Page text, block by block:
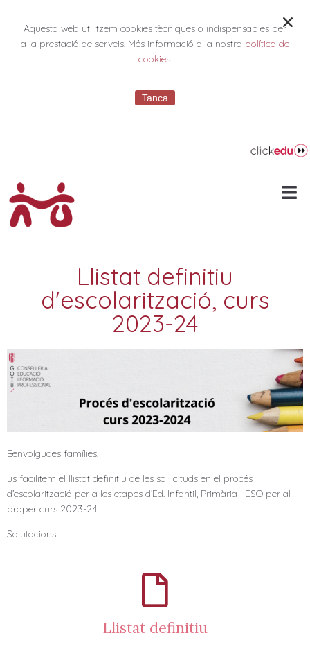
Llistat definitiu
d'escolarització, curs
2023-24
Benvolgudes famílies!
us facilitem el llistat definitiu de les sol·licituds en el procés
d’escolarització per a les etapes d’Ed. Infantil, Primària i ESO per al
proper curs 2023-24
Salutacions!
Llistat definitiu
Aquesta web utilitzem cookies tècniques o indispensables per
a la prestació de serveis. Més informació a la nostra política de
cookies.
Tanca